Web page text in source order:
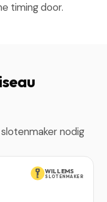
timing door.
nodig
WILLEMS
SLOTENMAKER